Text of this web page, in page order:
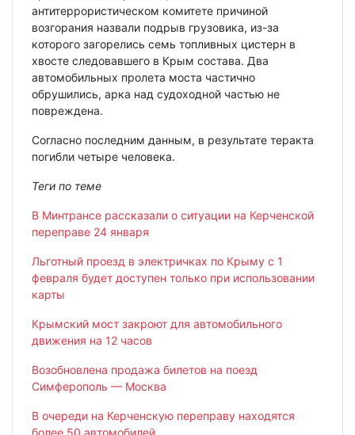
антитеррористическом комитете причиной
возгорания назвали подрыв грузовика, из-за
которого загорелись семь топливных цистерн в
хвосте следовавшего в Крым состава. Два
автомобильных пролета моста частично
обрушились, арка над судоходной частью не
повреждена.
Согласно последним данным, в результате теракта
погибли четыре человека.
Теги по теме
В Минтрансе рассказали о ситуации на Керченской
переправе 24 января
Льготный проезд в электричках по Крыму с 1
февраля будет доступен только при использовании
карты
Крымский мост закроют для автомобильного
движения на 12 часов
Возобновлена продажа билетов на поезд
Симферополь — Москва
В очереди на Керченскую переправу находятся
более 50 автомобилей